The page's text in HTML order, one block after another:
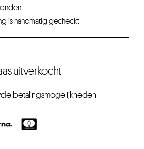
is handmatig gecheckt
uitverkocht
betalingsmogelijkheden